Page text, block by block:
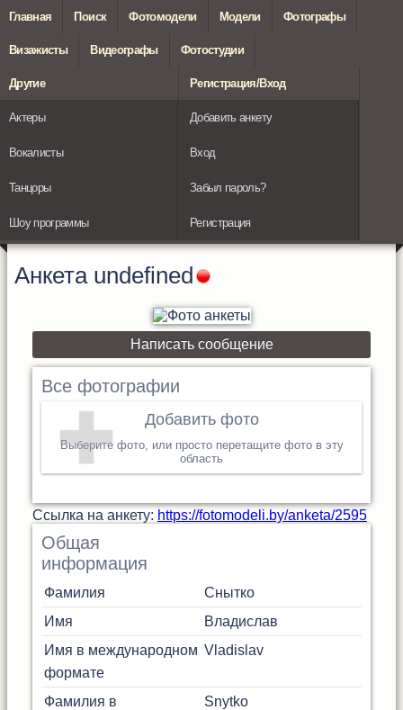
Главная Поиск Фотомодели Модели Фотографы
Визажисты Видеографы Фотостудии
Другие
Актеры
Вокалисты
Танцоры
Шоу программы
Регистрация/Вход
Добавить анкету
Вход
Забыл пароль?
Регистрация
Анкета undefined
Написать сообщение
Все фотографии
Добавить фото
Выберите фото, или просто перетащите фото в эту
область
Cсылка на анкету: https://fotomodeli.by/anketa/2595
Общая
информация
Фамилия
Снытко
Имя
Владислав
Имя в международном
формате
Vladislav
Фамилия в
Snytko